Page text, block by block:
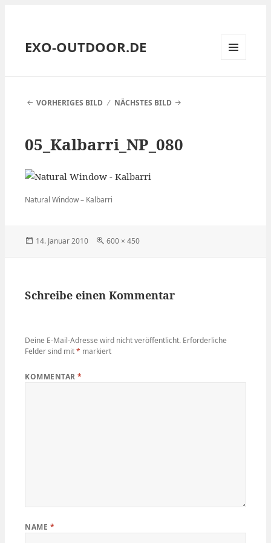
EXO-OUTDOOR.DE
VORHERIGES BILD
NÄCHSTES BILD
05_Kalbarri_NP_080
Natural Window – Kalbarri
Veröffentlicht
14. Januar 2010
Volle
600 × 450
Schreibe einen Kommentar
Deine E-Mail-Adresse wird nicht veröffentlicht. Erforderliche
Felder sind mit* markiert
KOMMENTAR*
NAME *